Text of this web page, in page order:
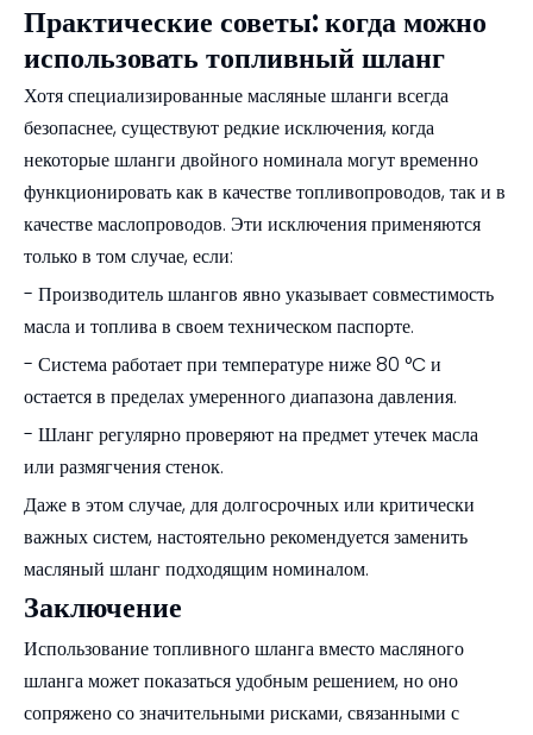
Практические советы: когда можно
использовать топливный шланг
Хотя специализированные масляные шланги всегда
безопаснее, существуют редкие исключения, когда
некоторые шланги двойного номинала могут временно
функционировать как в качестве топливопроводов, так и в
качестве маслопроводов. Эти исключения применяются
только в том случае, если:
- Производитель шлангов явно указывает совместимость
масла и топлива в своем техническом паспорте.
- Система работает при температуре ниже 80 °C и
остается в пределах умеренного диапазона давления.
- Шланг регулярно проверяют на предмет утечек масла
или размягчения стенок.
Даже в этом случае, для долгосрочных или критически
важных систем, настоятельно рекомендуется заменить
масляный шланг подходящим номиналом.
Заключение
Использование топливного шланга вместо масляного
шланга может показаться удобным решением, но оно
сопряжено со значительными рисками, связанными с